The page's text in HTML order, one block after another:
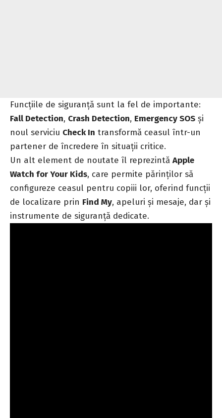
Funcțiile de siguranță sunt la fel de importante:
Fall Detection, Crash Detection, Emergency SOS și
noul serviciu Check In transformă ceasul într-un
partener de încredere în situații critice.
Un alt element de noutate îl reprezintă Apple
Watch for Your Kids, care permite părinților să
configureze ceasul pentru copiii lor, oferind funcții
de localizare prin Find My, apeluri și mesaje, dar și
instrumente de siguranță dedicate.